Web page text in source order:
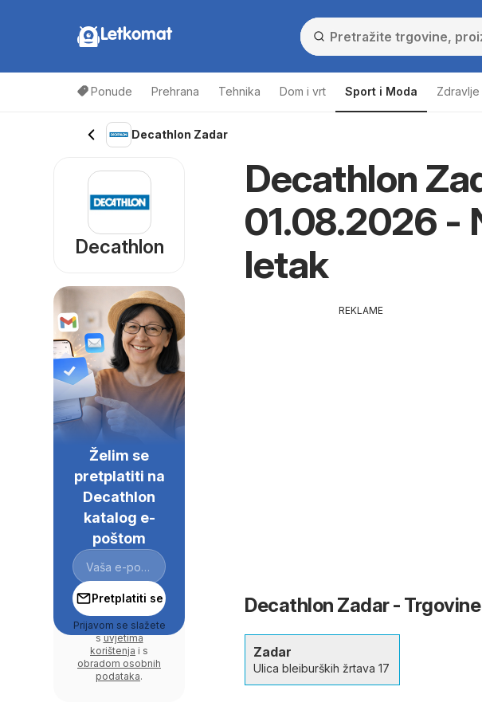
Letkomat
Ponude Prehrana Tehnika Dom i vrt Sport i Moda
Decathlon Zadar
Decathlon
01.08.2026 -
letak
REKLAME
Decathlon Zadar -
Zadar
Ulica bleiburških žrtava 17
Decathlon
Želim se
pretplatiti na
Decathlon
katalog e-
poštom
Pretplatiti se
Prijavom se slažete
suvjetima
korištenja i s
obradom osobnih
podataka.